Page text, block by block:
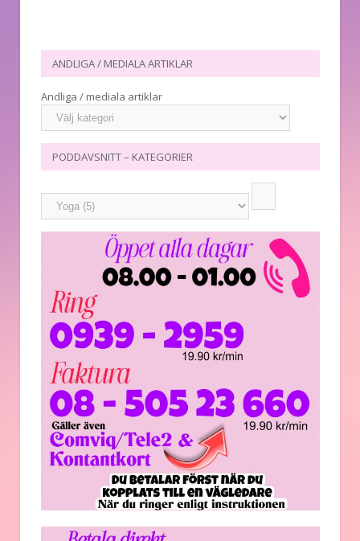
ANDLIGA / MEDIALA ARTIKLAR
Andliga / mediala artiklar
PODDAVSNITT – KATEGORIER